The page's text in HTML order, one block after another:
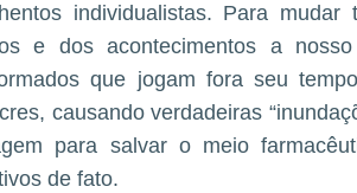
individualistas. Para
e dos acontecimentos a
que jogam fora seu
causando verdadeiras
para salvar o meio
de fato.